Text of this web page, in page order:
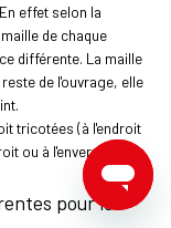
effet selon la
de chaque
différente. La maille
de l'ouvrage, elle
tricotées (à l'endroit
ou à l'envers).
pour les